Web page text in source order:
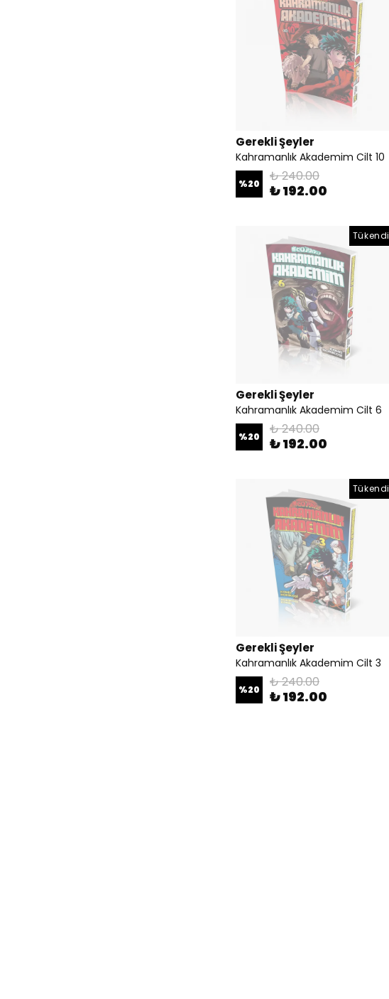
Gerekli Şeyler
Kahramanlık Akademim Cilt 10
%20 ₺ 240.00
₺ 192.00
Tükendi
Gerekli Şeyler
Kahramanlık Akademim Cilt 6
%20 ₺ 240.00
₺ 192.00
Tükendi
Gerekli Şeyler
Kahramanlık Akademim Cilt 3
%20 ₺ 240.00
₺ 192.00